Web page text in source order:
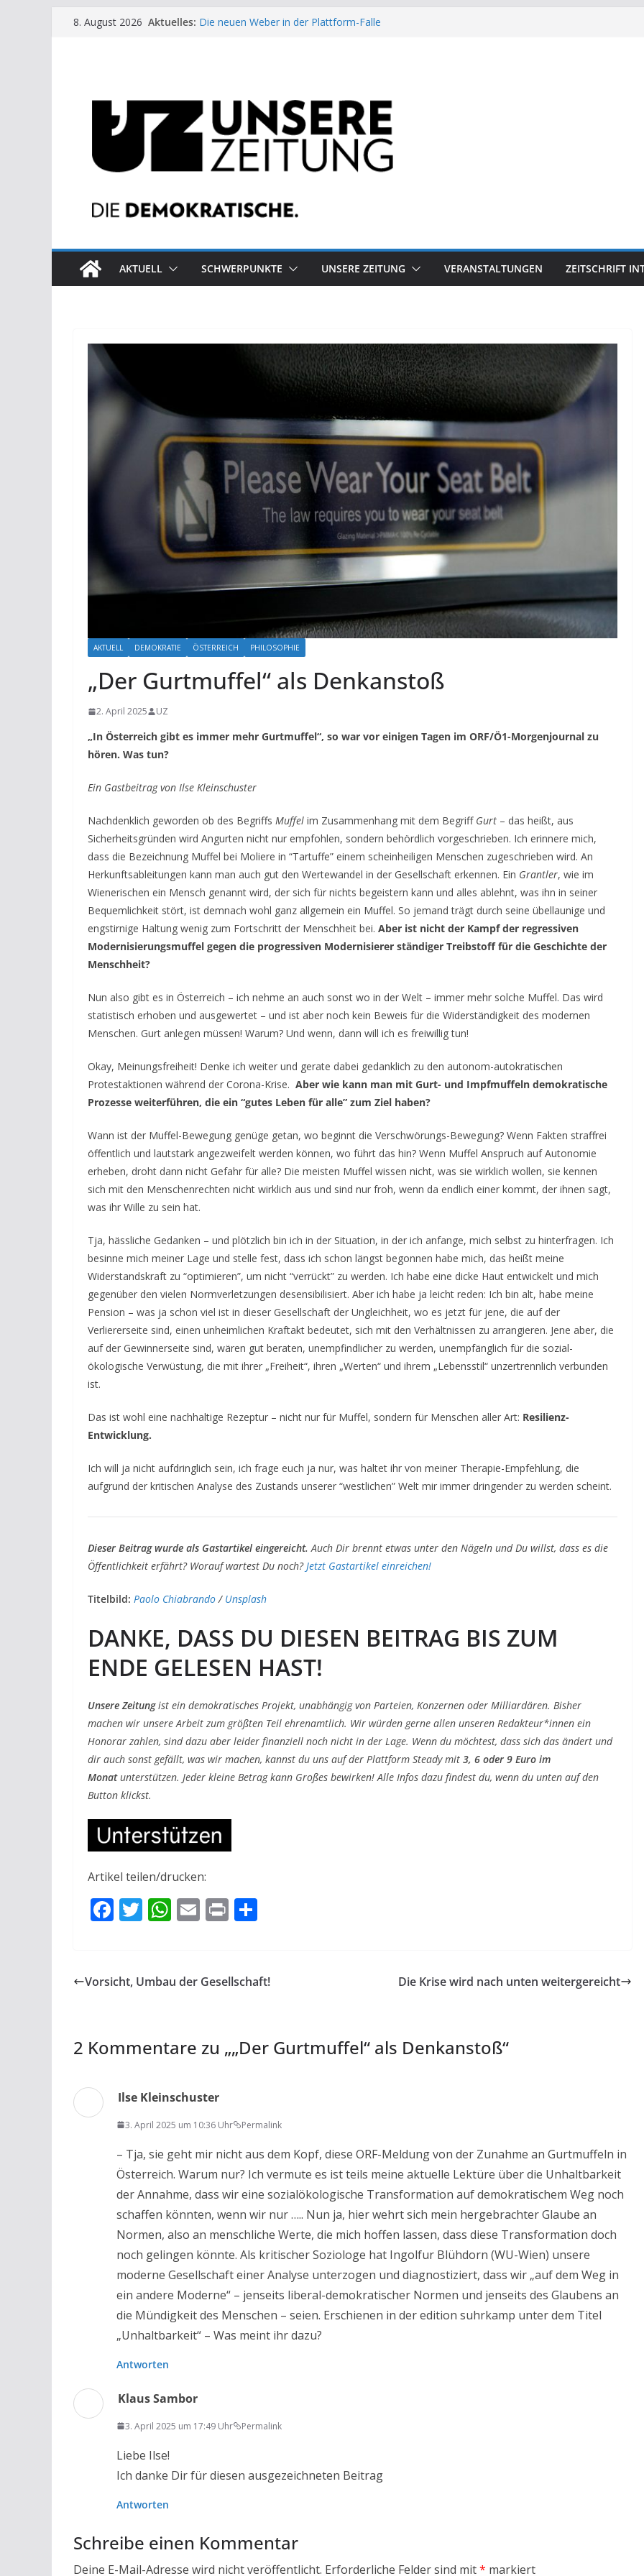
Zum8. August 2026 Aktuelles: Die neuen Weber in der Plattform-Falle
AKTUELL SCHWERPUNKTE UNSERE ZEITUNG VERANSTALTUNGEN ZEITSCHRIFT
AKTUELL DEMOKRATIE ÖSTERREICH PHILOSOPHIE
„Der Gurtmuffel“ als Denkanstoß
2. April 2025 UZ
„In Österreich gibt es immer mehr Gurtmuffel“, so war vor einigen Tagen im ORF/Ö1-Morgenjournal zu
hören. Was tun?
Ein Gastbeitrag von Ilse Kleinschuster
Nachdenklich geworden ob des Begriffs Muffel im Zusammenhang mit dem Begriff Gurt – das heißt, aus
Sicherheitsgründen wird Angurten nicht nur empfohlen, sondern behördlich vorgeschrieben. Ich erinnere mich,
dass die Bezeichnung Muffel bei Moliere in “Tartuffe” einem scheinheiligen Menschen zugeschrieben wird. An
Herkunftsableitungen kann man auch gut den Wertewandel in der Gesellschaft erkennen. Ein Grantler, wie im
Wienerischen ein Mensch genannt wird, der sich für nichts begeistern kann und alles ablehnt, was ihn in seiner
Bequemlichkeit stört, ist demnach wohl ganz allgemein ein Muffel. So jemand trägt durch seine übellaunige und
engstirnige Haltung wenig zum Fortschritt der Menschheit bei. Aber ist nicht der Kampf der regressiven
Modernisierungsmuffel gegen die progressiven Modernisierer ständiger Treibstoff für die Geschichte der
Menschheit?
Nun also gibt es in Österreich – ich nehme an auch sonst wo in der Welt – immer mehr solche Muffel. Das wird
statistisch erhoben und ausgewertet – und ist aber noch kein Beweis für die Widerständigkeit des modernen
Menschen. Gurt anlegen müssen! Warum? Und wenn, dann will ich es freiwillig tun!
Okay, Meinungsfreiheit! Denke ich weiter und gerate dabei gedanklich zu den autonom-autokratischen
Protestaktionen während der Corona-Krise. Aber wie kann man mit Gurt- und Impfmuffeln demokratische
Prozesse weiterführen, die ein “gutes Leben für alle” zum Ziel haben?
Wann ist der Muffel-Bewegung genüge getan, wo beginnt die Verschwörungs-Bewegung? Wenn Fakten straffrei
öffentlich und lautstark angezweifelt werden können, wo führt das hin? Wenn Muffel Anspruch auf Autonomie
erheben, droht dann nicht Gefahr für alle? Die meisten Muffel wissen nicht, was sie wirklich wollen, sie kennen
sich mit den Menschenrechten nicht wirklich aus und sind nur froh, wenn da endlich einer kommt, der ihnen sagt,
was ihr Wille zu sein hat.
Tja, hässliche Gedanken – und plötzlich bin ich in der Situation, in der ich anfange, mich selbst zu hinterfragen. Ich
besinne mich meiner Lage und stelle fest, dass ich schon längst begonnen habe mich, das heißt meine
Widerstandskraft zu “optimieren”, um nicht “verrückt” zu werden. Ich habe eine dicke Haut entwickelt und mich
gegenüber den vielen Normverletzungen desensibilisiert. Aber ich habe ja leicht reden: Ich bin alt, habe meine
Pension – was ja schon viel ist in dieser Gesellschaft der Ungleichheit, wo es jetzt für jene, die auf der
Verliererseite sind, einen unheimlichen Kraftakt bedeutet, sich mit den Verhältnissen zu arrangieren. Jene aber, die
auf der Gewinnerseite sind, wären gut beraten, unempfindlicher zu werden, unempfänglich für die sozial-
ökologische Verwüstung, die mit ihrer „Freiheit“, ihren „Werten“ und ihrem „Lebensstil“ unzertrennlich verbunden
ist.
Das ist wohl eine nachhaltige Rezeptur – nicht nur für Muffel, sondern für Menschen aller Art: Resilienz-
Entwicklung.
Ich will ja nicht aufdringlich sein, ich frage euch ja nur, was haltet ihr von meiner Therapie-Empfehlung, die
aufgrund der kritischen Analyse des Zustands unserer “westlichen” Welt mir immer dringender zu werden scheint.
Dieser Beitrag wurde als Gastartikel eingereicht.Auch Dir brennt etwas unter den Nägeln und Du willst, dass es die
Öffentlichkeit erfährt? Worauf wartest Du noch?Jetzt Gastartikel einreichen!
Titelbild: Paolo Chiabrando/ Unsplash
DANKE, DASS DU DIESEN BEITRAG BIS ZUM
ENDE GELESEN HAST!
Unsere Zeitungist ein demokratisches Projekt, unabhängig von Parteien, Konzernen oder Milliardären. Bisher
machen wir unsere Arbeit zum größten Teil ehrenamtlich. Wir würden gerne allen unseren Redakteur*innen ein
Honorar zahlen, sind dazu aber leider finanziell noch nicht in der Lage. Wenn du möchtest, dass sich das ändert und
dir auch sonst gefällt, was wir machen, kannst du uns auf der Plattform Steady mit 3, 6 oder 9 Euro im
Monatunterstützen. Jeder kleine Betrag kann Großes bewirken! Alle Infos dazu findest du, wenn du unten auf den
Button klickst.
Artikel teilen/drucken:
F
b
k
T
er
W
s
p
E
l
Pr
n
Vorsicht, Umbau der Gesellschaft! Die Krise wird nach unten weitergereicht
2 Kommentare zu „„Der Gurtmuffel“ als Denkanstoß“
Ilse Kleinschuster
3. April 2025 um 10:36 Uhr Permalink
– Tja, sie geht mir nicht aus dem Kopf, diese ORF-Meldung von der Zunahme an Gurtmuffeln in
Österreich. Warum nur? Ich vermute es ist teils meine aktuelle Lektüre über die Unhaltbarkeit
der Annahme, dass wir eine sozialökologische Transformation auf demokratischem Weg noch
schaffen könnten, wenn wir nur ….. Nun ja, hier wehrt sich mein hergebrachter Glaube an
Normen, also an menschliche Werte, die mich hoffen lassen, dass diese Transformation doch
noch gelingen könnte. Als kritischer Soziologe hat Ingolfur Blühdorn (WU-Wien) unsere
moderne Gesellschaft einer Analyse unterzogen und diagnostiziert, dass wir „auf dem Weg in
ein andere Moderne“ – jenseits liberal-demokratischer Normen und jenseits des Glaubens an
die Mündigkeit des Menschen – seien. Erschienen in der edition suhrkamp unter dem Titel
„Unhaltbarkeit“ – Was meint ihr dazu?
Antworten
Klaus Sambor
3. April 2025 um 17:49 Uhr Permalink
Liebe Ilse!
Ich danke Dir für diesen ausgezeichneten Beitrag
Antworten
Schreibe einen Kommentar
Deine E-Mail-Adresse wird nicht veröffentlicht. Erforderliche Felder sind mit* markiert